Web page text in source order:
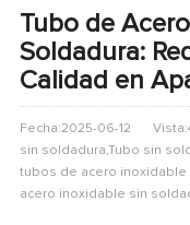
Tubo de
Soldadura:
Calidad en
Fecha:2025-06-12
sin soldadura,Tubo sin
tubos de acero inoxidable
acero inoxidable sin